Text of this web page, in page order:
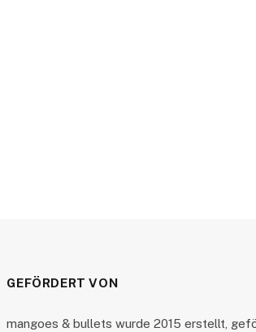
GEFÖRDERT VON
mangoes & bullets wurde 2015 erstellt,